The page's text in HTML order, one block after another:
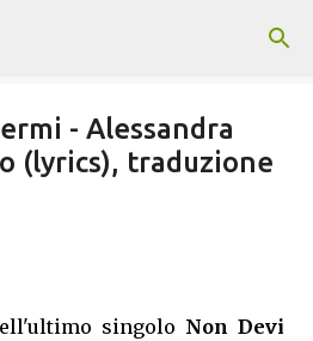
principali
- Alessandra
(lyrics), traduzione
singolo Non Devi